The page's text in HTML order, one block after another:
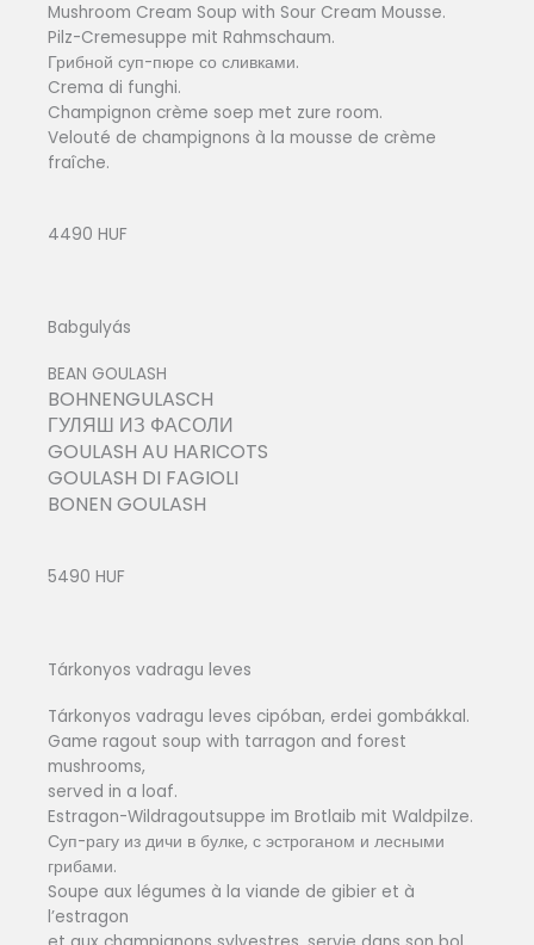
Mushroom Cream Soup with Sour Cream Mousse.
Pilz-Cremesuppe mit Rahmschaum.
Грибной суп-пюре со сливками.
Crema di funghi.
Champignon crème soep met zure room.
Velouté de champignons à la mousse de crème
fraîche.
4490 HUF
Babgulyás
BEAN GOULASH
BOHNENGULASCH
ГУЛЯШ ИЗ ФАСОЛИ
GOULASH AU HARICOTS
GOULASH DI FAGIOLI
BONEN GOULASH
5490 HUF
Tárkonyos vadragu leves
Tárkonyos vadragu leves cipóban, erdei gombákkal.
Game ragout soup with tarragon and forest
mushrooms,
served in a loaf.
Estragon-Wildragoutsuppe im Brotlaib mit Waldpilze.
Суп-рагу из дичи в булке, с эстроганом и лесными
грибами.
Soupe aux légumes à la viande de gibier et à
l’estragon